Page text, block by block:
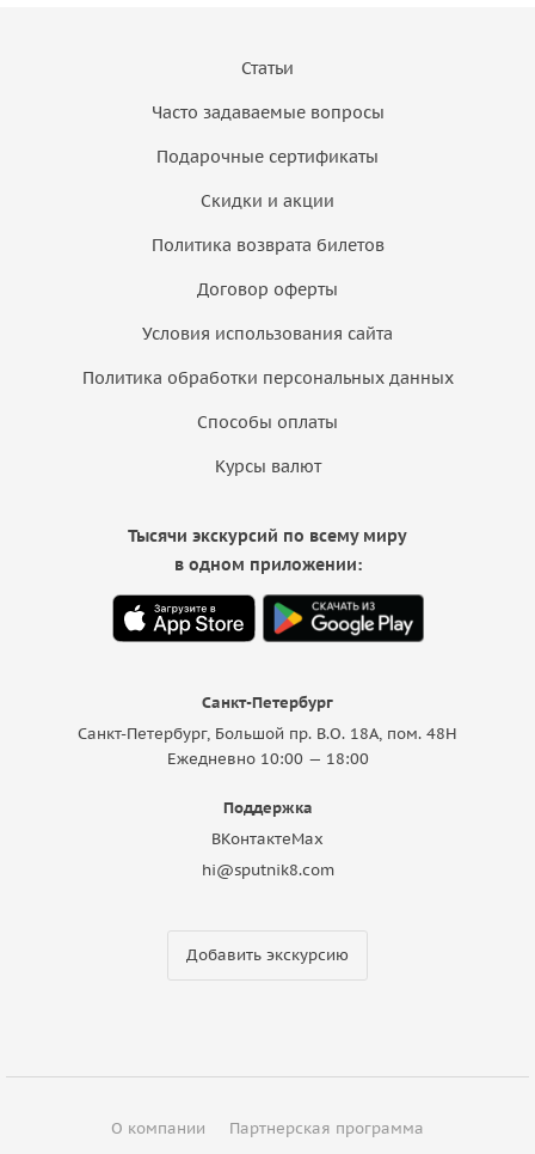
Статьи
Часто задаваемые вопросы
Подарочные сертификаты
Скидки и акции
Политика возврата билетов
Договор оферты
Условия использования сайта
Политика обработки персональных данных
Способы оплаты
Курсы валют
Санкт-Петербург
Санкт-Петербург, Большой пр. В.О. 18A, пом. 48Н
Ежедневно 10:00 — 18:00
Поддержка
ВКонтактеMax
hi@sputnik8.com
Добавить экскурсию
Тысячи экскурсий по всему миру
в одном приложении:
О компании
Партнерская программа